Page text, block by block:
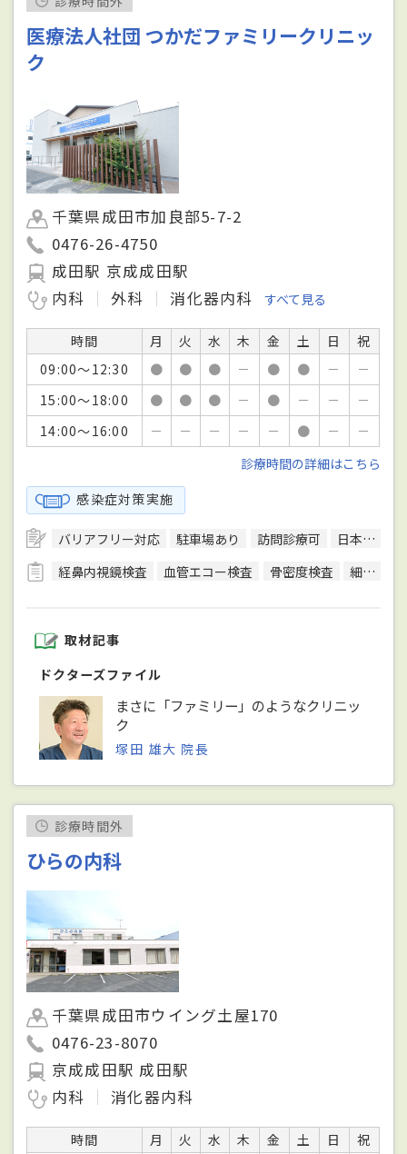
医療法人社団 つかだファミリークリニッ
ク
千葉県成田市加良部5-7-2
0476-26-4750
成田駅 京成成田駅
内科
外科 消化器内科 すべて見る
時間 月 火 水 木 金 土 日
祝
09:00～12:30
● ● ● － ● ● －
－
15:00～18:00
● ● ● － ● － －
－
14:00～16:00
－ － － － － ● －
－
診療時間の詳細はこちら
感染症対策実施
バリアフリー対応 駐車場あり 訪問診療可
日本循環器学会循環器専門医
経鼻内視鏡検査
血管エコー検査 骨密度検査 細菌検査
取材記事
ドクターズファイル
まさに「ファミリー」のようなクリニッ
ク
塚田 雄大 院長
診療時間外
ひらの内科
千葉県成田市ウイング土屋170
0476-23-8070
京成成田駅 成田駅
内科
消化器内科
時間 月 火 水 木 金 土 日
祝